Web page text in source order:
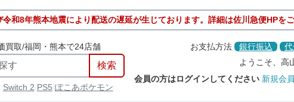
和8年熊本地震により配送の遅延が生じております。詳細は佐川急便HPを
買取/福岡・熊本で24店舗 お支払方法 銀行振込
Switch 2 PS5 ぽこあポケモン
ようこそ、高
会員の方はログインしてください 新規会